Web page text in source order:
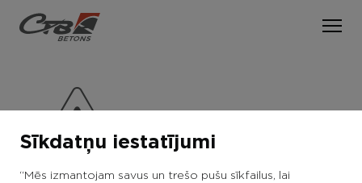
Par mums
PAKALPOJUMI
Sīkdatņu iestatījumi
“Mēs izmantojam savus un trešo pušu sīkfailus, lai